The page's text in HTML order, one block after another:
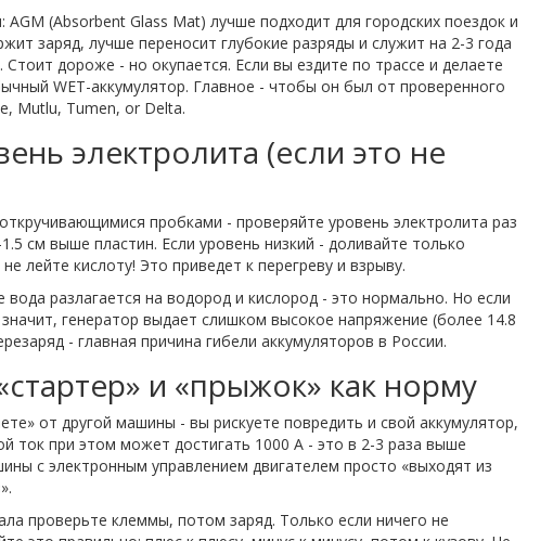
(Absorbent Glass Mat) лучше подходит для городских поездок и
заряд, лучше переносит глубокие разряды и служит на 2-3 года
дороже - но окупается. Если вы ездите по трассе и делаете
WET-аккумулятор. Главное - чтобы он был от проверенного
Mutlu, Tumen, or Delta.
электролита (если это не
пробками - проверяйте уровень электролита раз
см выше пластин. Если уровень низкий - доливайте только
лейте кислоту! Это приведет к перегреву и взрыву.
вода разлагается на водород и кислород - это нормально. Но если
генератор выдает слишком высокое напряжение (более 14.8
- главная причина гибели аккумуляторов в России.
и «прыжок» как норму
от другой машины - вы рискуете повредить и свой аккумулятор,
ток при этом может достигать 1000 А - это в 2-3 раза выше
с электронным управлением двигателем просто «выходят из
проверьте клеммы, потом заряд. Только если ничего не